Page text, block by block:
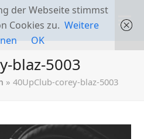
blaz-5003
»40UpClub-corey-blaz-5003
der Webseite stimmst
Cookies zu. Weitere
OK